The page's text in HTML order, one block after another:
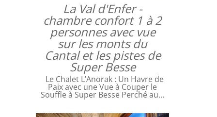
La Val d'Enfer -
chambre confort 1 à 2
personnes avec vue
sur les monts du
Cantal et les pistes de
Super Besse
Le Chalet L’Anorak : Un Havre de
Paix avec une Vue à Couper le
Souffle à Super Besse Perché au…